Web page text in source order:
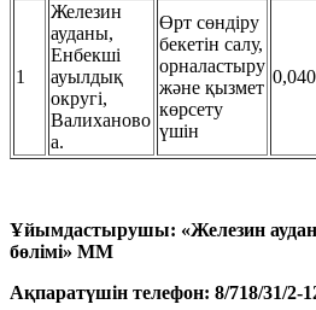
1
Железин
ауданы,
Енбекші
ауылдық
округі,
Валиханово
а.
Өрт сөндіру
бекетін салу,
орналастыру
және қызмет
көрсету
үшін
Ұйымдастырушы: «Железин
бөлімі» ММ
Ақпаратүшін телефон: 8/718/31/2-